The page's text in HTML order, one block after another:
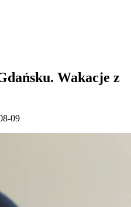
Wakacje z
09